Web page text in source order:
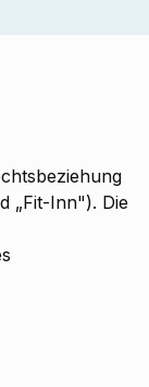
„Fit-Inn"). Die